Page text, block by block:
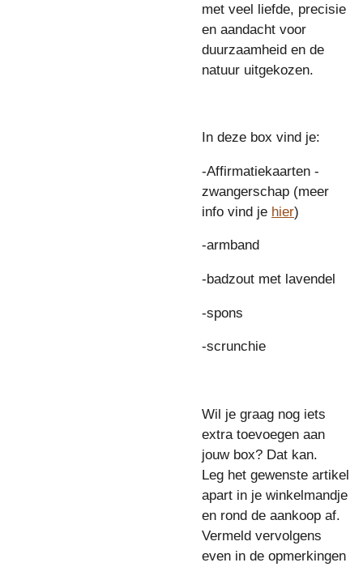
met veel liefde, precisie
en aandacht voor
duurzaamheid en de
natuur uitgekozen.
In deze box vind je:
-Affirmatiekaarten -
zwangerschap (meer
info vind je hier)
-armband
-badzout met lavendel
-spons
-scrunchie
Wil je graag nog iets
extra toevoegen aan
jouw box? Dat kan.
Leg het gewenste artikel
apart in je winkelmandje
en rond de aankoop af.
Vermeld vervolgens
even in de opmerkingen